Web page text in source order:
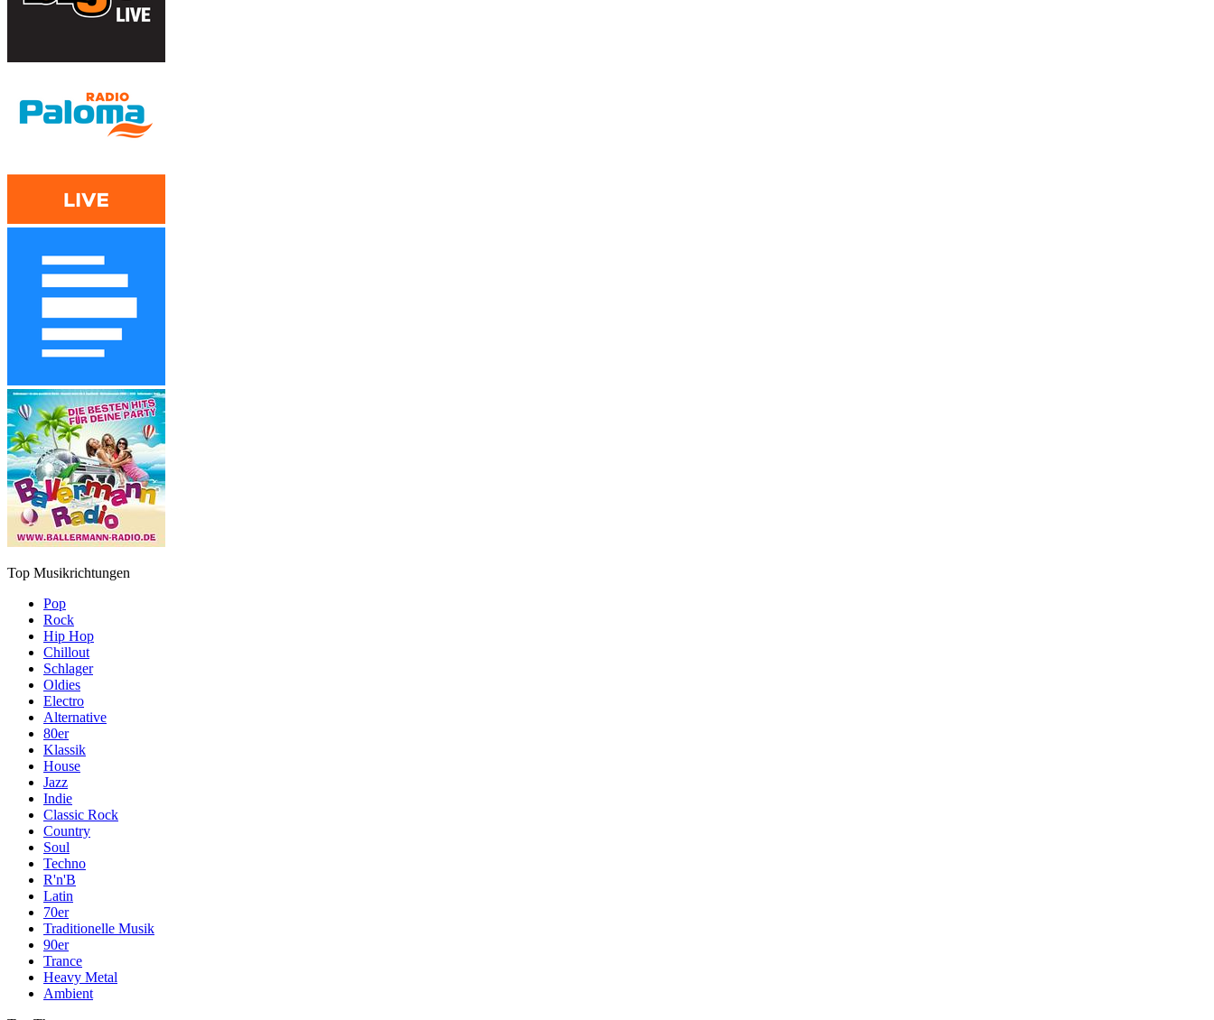
Top Musikrichtungen
Pop
Rock
Hip Hop
Chillout
Schlager
Oldies
Electro
Alternative
80er
Klassik
House
Jazz
Indie
Classic Rock
Country
Soul
Techno
R'n'B
Latin
70er
Traditionelle Musik
90er
Trance
Heavy Metal
Ambient